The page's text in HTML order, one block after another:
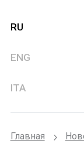
RU
ENG
ITA
Главная